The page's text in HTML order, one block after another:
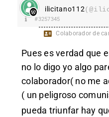
ilicitano112
#3257345
Colaborador de
Pues es verdad que
no lo digo yo algo
colaborador( no me
( un peligroso
pueda triunfar hay